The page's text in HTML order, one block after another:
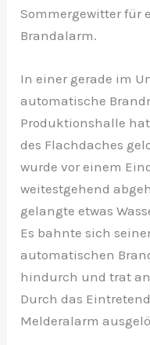
Sommergewitter für
Brandalarm.
In einer gerade im
automatische
Produktionshalle
des Flachdaches
wurde vor einem
weitestgehend
gelangte etwas
Es bahnte sich
automatischen
hindurch und trat
Durch das
Melderalarm